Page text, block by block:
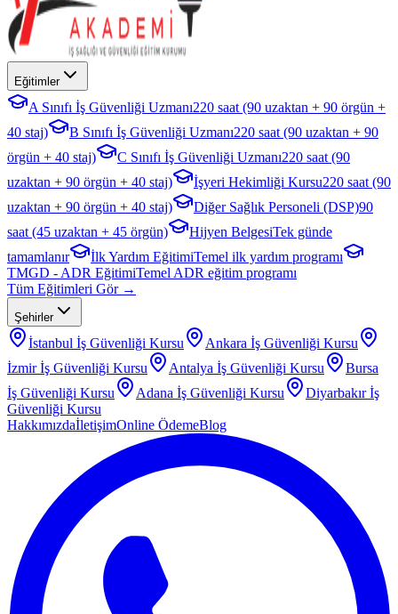
Eğitimler
A Sınıfı İş Güvenliği Uzmanı220 saat (90 uzaktan + 90 örgün +
40 staj)
B Sınıfı İş Güvenliği Uzmanı220 saat (90 uzaktan + 90
örgün + 40 staj)
C Sınıfı İş Güvenliği Uzmanı220 saat (90
uzaktan + 90 örgün + 40 staj)
İşyeri Hekimliği Kursu220 saat (90
uzaktan + 90 örgün + 40 staj)
Diğer Sağlık Personeli (DSP)90
saat (45 uzaktan + 45 örgün)
Hijyen BelgesiTek günde
tamamlanır
İlk Yardım EğitimiTemel ilk yardım programı
TMGD - ADR EğitimiTemel ADR eğitim programı
Tüm Eğitimleri Gör →
Şehirler
İstanbul İş Güvenliği Kursu Ankara İş Güvenliği Kursu
İzmirİş Güvenliği Kursu Antalya İş Güvenliği Kursu
Bursa
İş Güvenliği Kursu
Adana İş Güvenliği Kursu Diyarbakırİş
Güvenliği Kursu
HakkımızdaİletişimOnline ÖdemeBlog